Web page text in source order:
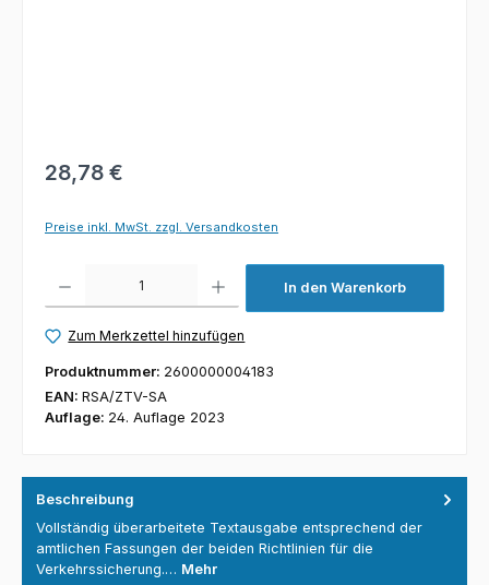
28,78 €
Preise inkl. MwSt. zzgl. Versandkosten
In den Warenkorb
Zum Merkzettel hinzufügen
Produktnummer: 2600000004183
EAN: RSA/ZTV-SA
Auflage: 24. Auflage 2023
Beschreibung
Vollständig überarbeitete Textausgabe entsprechend der
amtlichen Fassungen der beiden Richtlinien für die
Verkehrssicherung.… Mehr